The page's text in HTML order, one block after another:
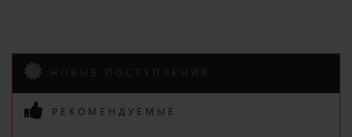
НОВЫЕ ПОСТУПЛЕНИЯ
РЕКОМЕНДУЕМЫЕ